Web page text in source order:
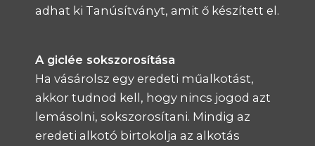
adhat ki Tanúsítványt, amit ő készített el.
A giclée sokszorosítása
Ha vásárolsz egy eredeti műalkotást,
akkor tudnod kell, hogy nincs jogod azt
lemásolni, sokszorosítani. Mindig az
eredeti alkotó birtokolja az alkotás